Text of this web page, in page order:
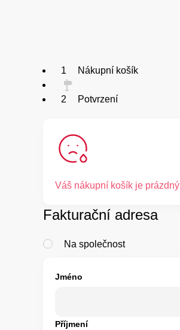
1 Nákupní košík
2 Potvrzení
Váš nákupní košík je prázdný
Fakturační adresa
Na společnost
Jméno
Příjmení